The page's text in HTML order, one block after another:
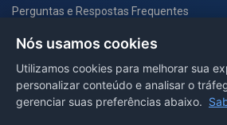
Perguntas e Respostas Frequentes
PORTAL COVID-19
Nós usamos cookies
Utilizamos cookies para melhorar sua
personalizar conteúdo e analisar o
gerenciar suas preferências abaixo.